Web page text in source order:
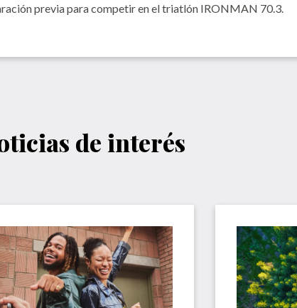
previa para competir en el triatlón IRONMAN 70.3.
de interés